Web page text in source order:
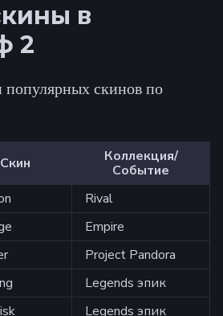
в
2
скинов по
Скин
Коллекция/
Событие
Rival
Empire
Project Pandora
Legends эпик
Legends эпик